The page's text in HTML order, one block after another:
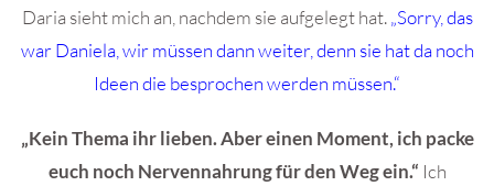
Daria sieht mich an, nachdem sie aufgelegt hat.„Sorry, das
war Daniela, wir müssen dann weiter, denn sie hat da noch
Ideen die besprochen werden müssen.“
„Kein Thema ihr lieben. Aber einen Moment, ich packe
euch noch Nervennahrung für den Weg ein.“ Ich